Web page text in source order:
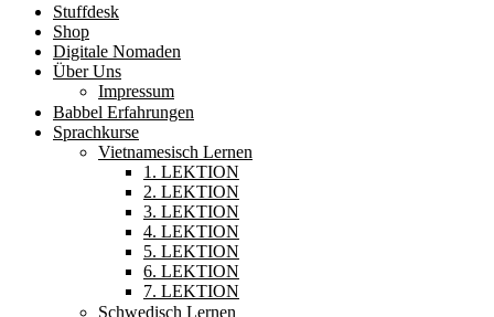
Stuffdesk
Shop
Digitale Nomaden
Über Uns
Impressum
Babbel Erfahrungen
Sprachkurse
Vietnamesisch Lernen
1. LEKTION
2. LEKTION
3. LEKTION
4. LEKTION
5. LEKTION
6. LEKTION
7. LEKTION
Schwedisch Lernen